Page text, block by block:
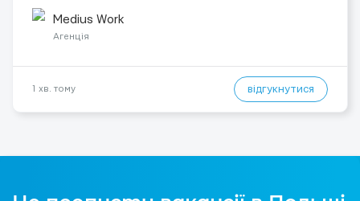
палиця). Ночной уход: Вночі спить не прокидаючись. &n...
Medius Work
Агенція
1 хв. тому відгукнутися